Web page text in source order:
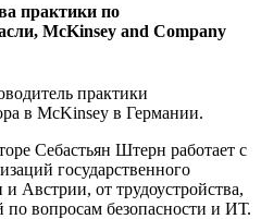
практики по
McKinsey and Company
практики
в McKinsey в Германии.
Себастьян Штерн работает с
государственного
Австрии, от трудоустройства,
вопросам безопасности и ИТ.